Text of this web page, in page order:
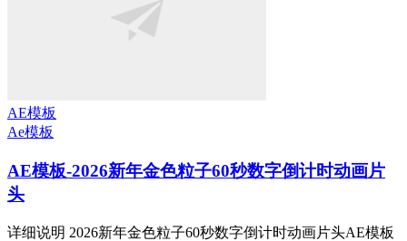
AE模板
Ae模板
AE模板-2026新年金色粒子60秒数字倒计时动画片
头
详细说明 2026新年金色粒子60秒数字倒计时动画片头AE模板